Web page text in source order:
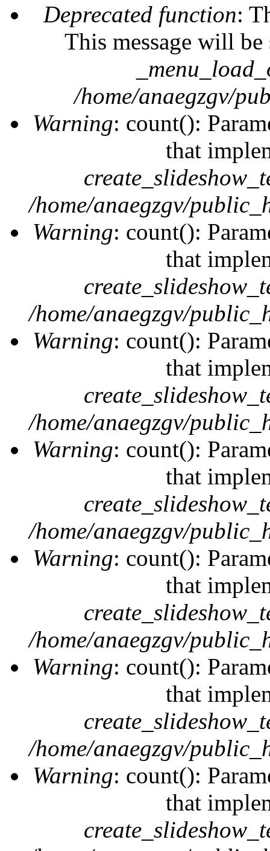
Deprecated function:
This message will
/home/anaegzgv/
Warning: count():
that
/home/anaegzgv/
Warning: count():
that
/home/anaegzgv/
Warning: count():
that
/home/anaegzgv/
Warning: count():
that
/home/anaegzgv/
Warning: count():
that
/home/anaegzgv/
Warning: count():
that
/home/anaegzgv/
Warning: count():
that